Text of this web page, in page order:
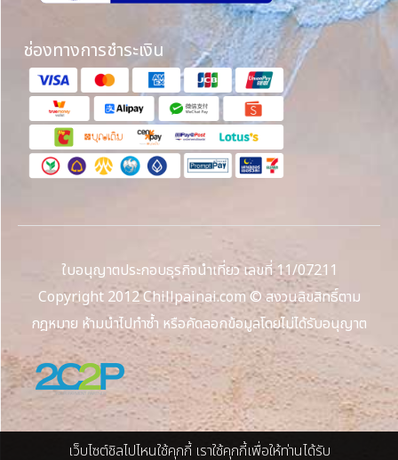
ช่องทางการชำระเงิน
ใบอนุญาตประกอบธุรกิจนำเที่ยว เลขที่ 11/07211
Copyright 2012 Chillpainai.com © สงวนลิขสิทธิ์ตาม
กฎหมาย ห้ามนำไปทำซ้ำ หรือคัดลอกข้อมูลโดยไม่ได้รับอนุญาต
เว็บไซต์ชิลไปไหนใช้คุกกี้ เราใช้คุกกี้เพื่อให้ท่านได้รับ